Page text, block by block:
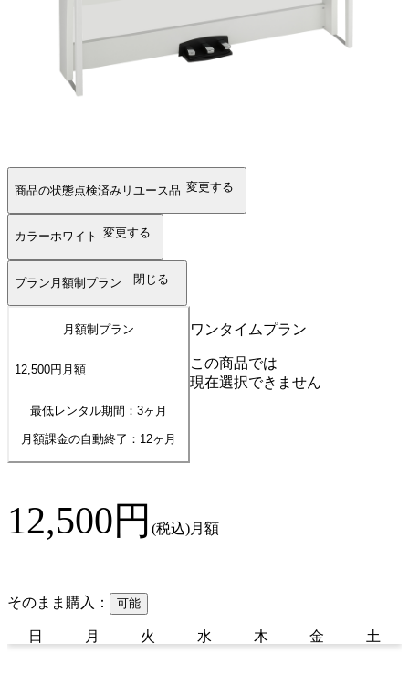
商品の状態点検済みリユース品 変更する
カラーホワイト 変更する
プラン 月額制プラン 閉じる
月額制プラン
12,500円 月額
最低レンタル期間：3ヶ月
月額課金の自動終了： 12ヶ月
ワンタイムプラン
この商品では
現在選択できません
12,500円 (税込)月額
そのまま購入： 可能
日 月 火 水 木 金 土